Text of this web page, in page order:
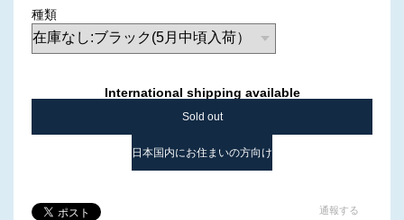
種類
International shipping available
Sold out
日本国内にお住まいの方向け
通報する